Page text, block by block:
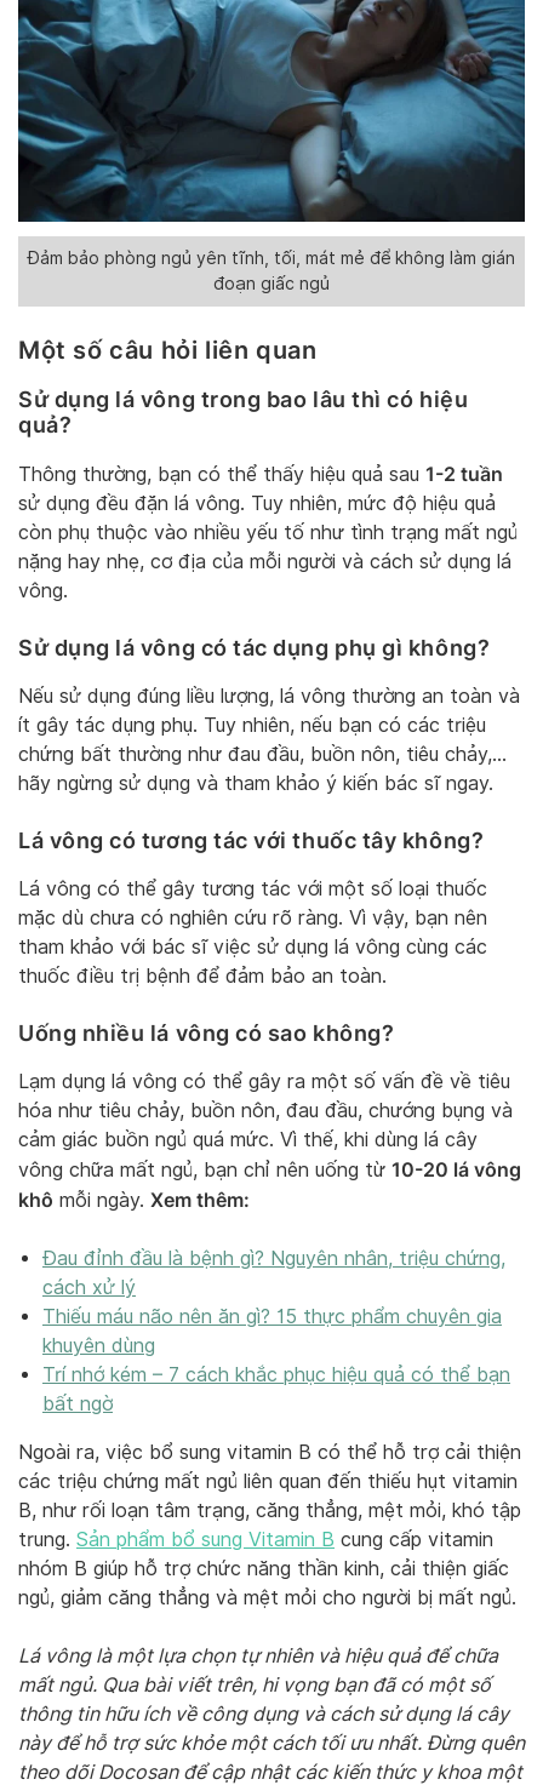
Đảm bảo phòng ngủ yên tĩnh, tối, mát mẻ để không làm gián
đoạn giấc ngủ
Một số câu hỏi liên quan
Sử dụng lá vông trong bao lâu thì có hiệu
quả?
Thông thường, bạn có thể thấy hiệu quả sau 1-2 tuần
sử dụng đều đặn lá vông. Tuy nhiên, mức độ hiệu quả
còn phụ thuộc vào nhiều yếu tố như tình trạng mất ngủ
nặng hay nhẹ, cơ địa của mỗi người và cách sử dụng lá
vông.
Sử dụng lá vông có tác dụng phụ gì không?
Nếu sử dụng đúng liều lượng, lá vông thường an toàn và
ít gây tác dụng phụ. Tuy nhiên, nếu bạn có các triệu
chứng bất thường như đau đầu, buồn nôn, tiêu chảy,…
hãy ngừng sử dụng và tham khảo ý kiến bác sĩ ngay.
Lá vông có tương tác với thuốc tây không?
Lá vông có thể gây tương tác với một số loại thuốc
mặc dù chưa có nghiên cứu rõ ràng. Vì vậy, bạn nên
tham khảo với bác sĩ việc sử dụng lá vông cùng các
thuốc điều trị bệnh để đảm bảo an toàn.
Uống nhiều lá vông có sao không?
Lạm dụng lá vông có thể gây ra một số vấn đề về tiêu
hóa như tiêu chảy, buồn nôn, đau đầu, chướng bụng và
cảm giác buồn ngủ quá mức. Vì thế, khi dùng lá cây
vông chữa mất ngủ, bạn chỉ nên uống từ 10-20 lá vông
khô mỗi ngày. Xem thêm:
Đau đỉnh đầu là bệnh gì? Nguyên nhân, triệu chứng,
cách xử lý
Thiếu máu não nên ăn gì? 15 thực phẩm chuyên gia
khuyên dùng
Trí nhớ kém – 7 cách khắc phục hiệu quả có thể bạn
bất ngờ
Ngoài ra, việc bổ sung vitamin B có thể hỗ trợ cải thiện
các triệu chứng mất ngủ liên quan đến thiếu hụt vitamin
B, như rối loạn tâm trạng, căng thẳng, mệt mỏi, khó tập
trung. Sản phẩm bổ sung Vitamin B cung cấp vitamin
nhóm B giúp hỗ trợ chức năng thần kinh, cải thiện giấc
ngủ, giảm căng thẳng và mệt mỏi cho người bị mất ngủ.
Lá vông là một lựa chọn tự nhiên và hiệu quả để chữa
mất ngủ. Qua bài viết trên, hi vọng bạn đã có một số
thông tin hữu ích về công dụng và cách sử dụng lá cây
này để hỗ trợ sức khỏe một cách tối ưu nhất. Đừng quên
theo dõi Docosan để cập nhật các kiến thức y khoa một